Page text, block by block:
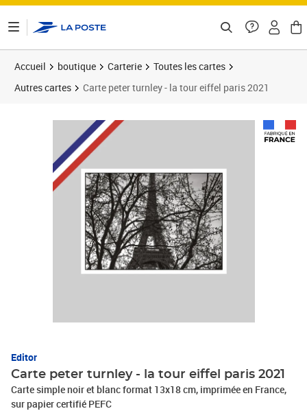
Accueil boutique Carterie
Toutes les cartes
Autres cartes
Carte peter turnley - la tour eiffel paris 2021
Editor
Carte peter turnley - la tour eiffel paris 2021
Carte simple noir et blanc format 13x18 cm, imprimée en France,
sur papier certifié PEFC